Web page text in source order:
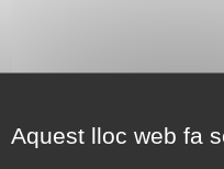
Aquest lloc web fa